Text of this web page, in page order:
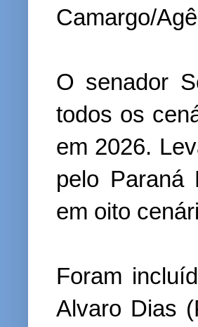
Camargo/
O senador
todos os
em 2026.
pelo Paraná
em oito
Foram
Alvaro Dias